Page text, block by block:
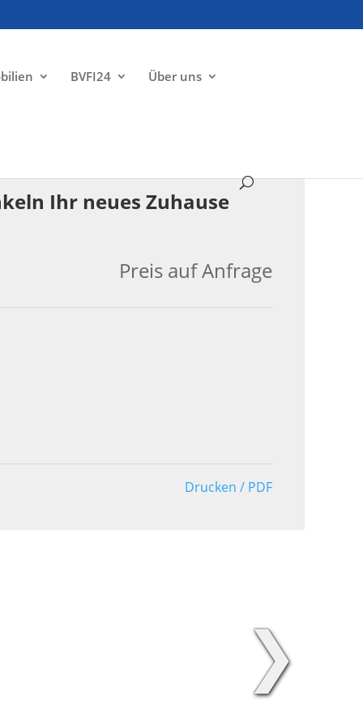
BVFI24 Über uns
Ihr neues Zuhause
Preis auf Anfrage
Drucken / PDF
❯